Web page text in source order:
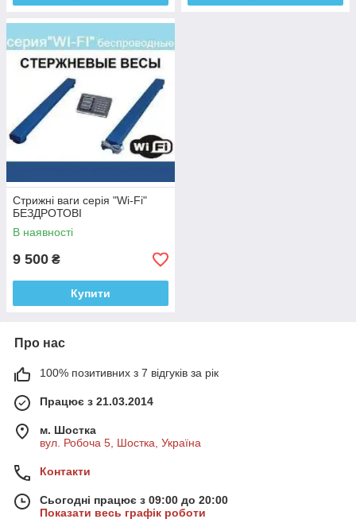
Стрижні ваги серія "Wi-Fi"
БЕЗДРОТОВІ
В наявності
9 500 ₴
Купити
Про нас
100% позитивних з 7 відгуків за рік
Працює з 21.03.2014
м. Шостка
вул. Робоча 5, Шостка, Україна
Контакти
Сьогодні працює з 09:00 до 20:00
Показати весь графік роботи